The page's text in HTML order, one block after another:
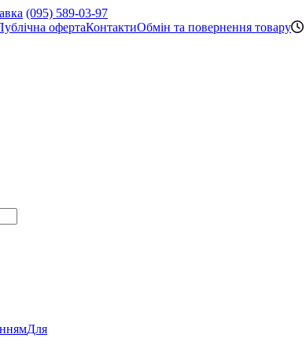
(095) 589-03-97
офертаКонтактиОбмін та повернення товару
Для